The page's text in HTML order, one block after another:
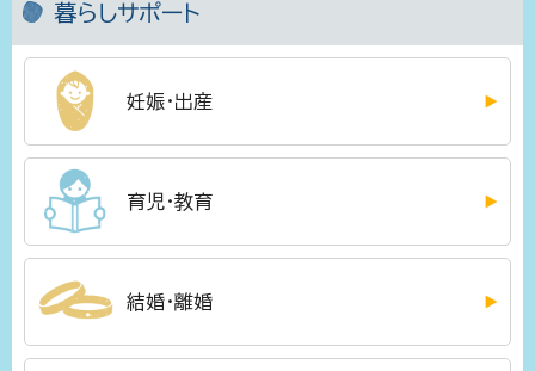
暮らしサポート
妊娠・出産
育児・教育
結婚・離婚